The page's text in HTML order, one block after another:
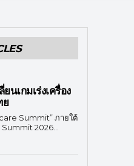
นเกมเร่งเครื่อง
ย
Summit” ภายใต้
2026...